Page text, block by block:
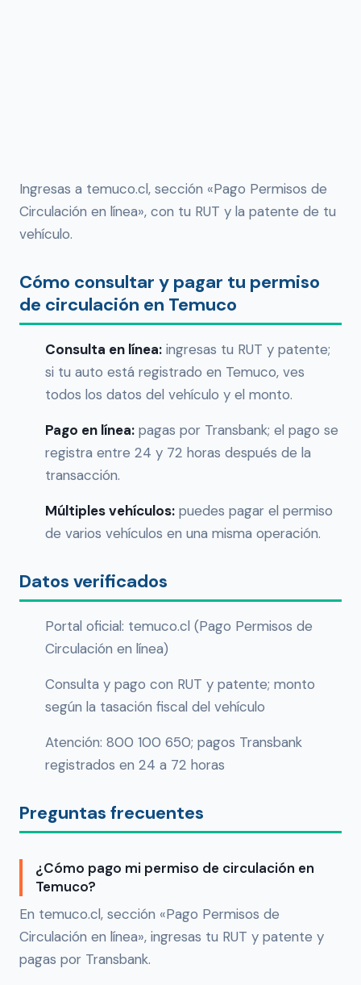
Ingresas a temuco.cl, sección «Pago Permisos de
Circulación en línea», con tu RUT y la patente de tu
vehículo.
Cómo consultar y pagar tu permiso
de circulación en Temuco
Consulta en línea: ingresas tu RUT y patente;
si tu auto está registrado en Temuco, ves
todos los datos del vehículo y el monto.
Pago en línea: pagas por Transbank; el pago se
registra entre 24 y 72 horas después de la
transacción.
Múltiples vehículos: puedes pagar el permiso
de varios vehículos en una misma operación.
Datos verificados
Portal oficial: temuco.cl (Pago Permisos de
Circulación en línea)
Consulta y pago con RUT y patente; monto
según la tasación fiscal del vehículo
Atención: 800 100 650; pagos Transbank
registrados en 24 a 72 horas
Preguntas frecuentes
¿Cómo pago mi permiso de circulación en
Temuco?
En temuco.cl, sección «Pago Permisos de
Circulación en línea», ingresas tu RUT y patente y
pagas por Transbank.